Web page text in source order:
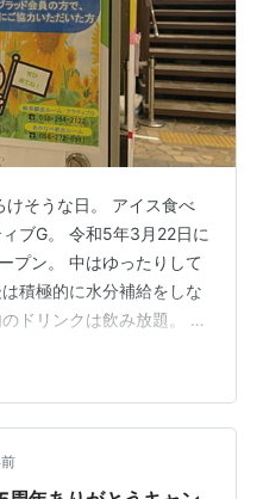
そうな日。 アイス食べ
ブG。 令和5年3月22日に
プン。 中はゆったりして
積極的に水分補給をしな
ドリンクは飲み放題。 一
いるような気分でした。
限定で「アイスキャンペ
献血アクティブGと、あ
約者またはラブラッド会
類とあといくつかあった